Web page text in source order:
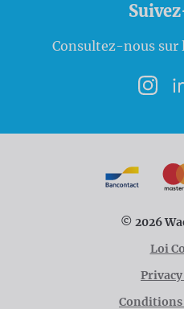
Consultez-nous sur
© 2026
Loi
Conditions
Modalités de